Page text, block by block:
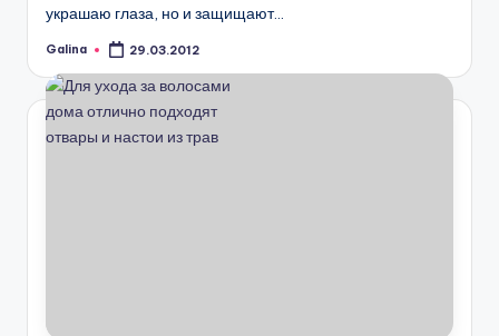
украшаю глаза, но и защищают…
Запись
Galina 29.03.2012